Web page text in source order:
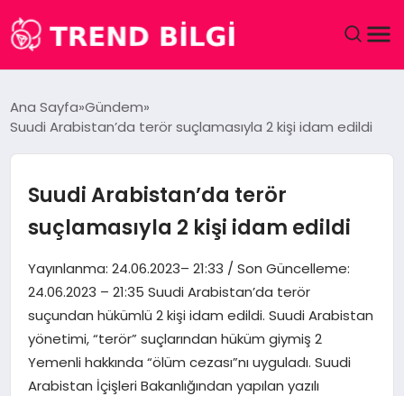
EĞITIM
EKONOMI
MAGAZIN
SAĞLIK
SPOR
Ana Sayfa Gündem
Suudi Arabistan’da terör suçlamasıyla 2 kişi idam edildi
Suudi Arabistan’da terör
suçlamasıyla 2 kişi idam edildi
Yayınlanma: 24.06.2023– 21:33 / Son Güncelleme:
24.06.2023 – 21:35 Suudi Arabistan’da terör
suçundan hükümlü 2 kişi idam edildi. Suudi Arabistan
yönetimi, “terör” suçlarından hüküm giymiş 2
Yemenli hakkında “ölüm cezası”nı uyguladı. Suudi
Arabistan İçişleri Bakanlığından yapılan yazılı